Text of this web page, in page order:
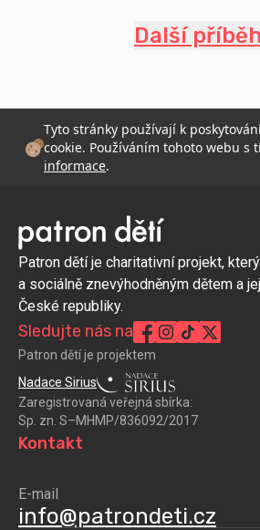
Další
Tyto stránky používají k
cookie. Používáním tohoto webu s
informace.
Patron dětí je charitativní projekt,
a sociálně znevýhodněným dětem a
České republiky.
Sledujte nás na
Patron dětí je projektem
Nadace Sirius
Zaregistrovaná veřejná sbírka:
Sp. zn. S–MHMP/836092/2017
Kontakt
E-mail
info@patrondeti.cz